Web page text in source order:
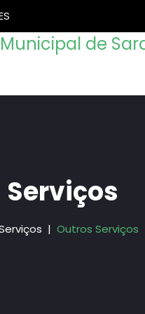
Outros Serviços